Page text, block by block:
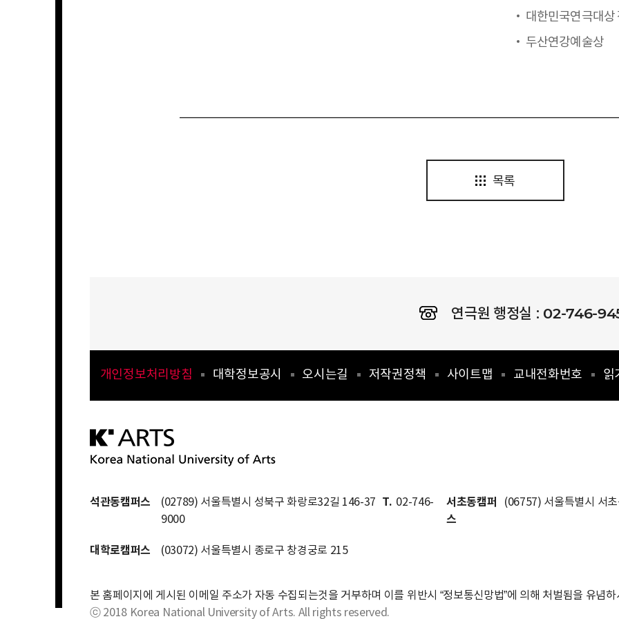
대한민국연극대상
두산연강예술상
목록
연극원 행정실 : 02-746-
개인정보처리방침 대학정보공시 오시는길 저작권정책 사이트맵 교내전화번호 읽
석관동캠퍼스 (02789) 서울특별시 성북구 화랑로32길 146-37 T. 02-746-
9000
서초동캠퍼
스
(06757) 서울특별시 서
대학로캠퍼스 (03072) 서울특별시 종로구 창경궁로 215
본 홈페이지에 게시된 이메일 주소가 자동 수집되는것을 거부하며 이를 위반시 “정보통신망법”에 의해 처벌됨을 유념
ⓒ 2018 Korea National University of Arts. All rights reserved.